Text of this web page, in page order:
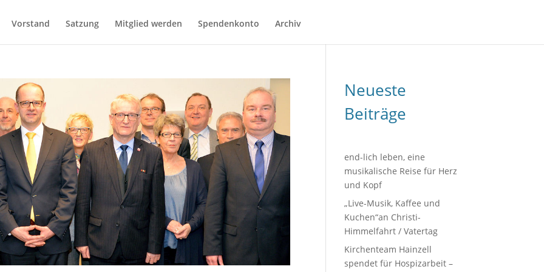
Vorstand Satzung Mitglied werden Spendenkonto Archiv
Neueste
Beiträge
end-lich leben, eine
musikalische Reise für Herz
und Kopf
„Live-Musik, Kaffee und
Kuchen“an Christi-
Himmelfahrt / Vatertag
Kirchenteam Hainzell
spendet für Hospizarbeit –